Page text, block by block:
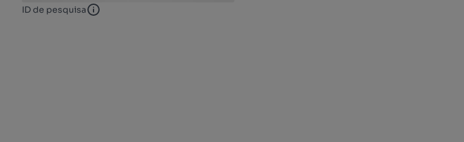
ID de pesquisa ID de pesquisa